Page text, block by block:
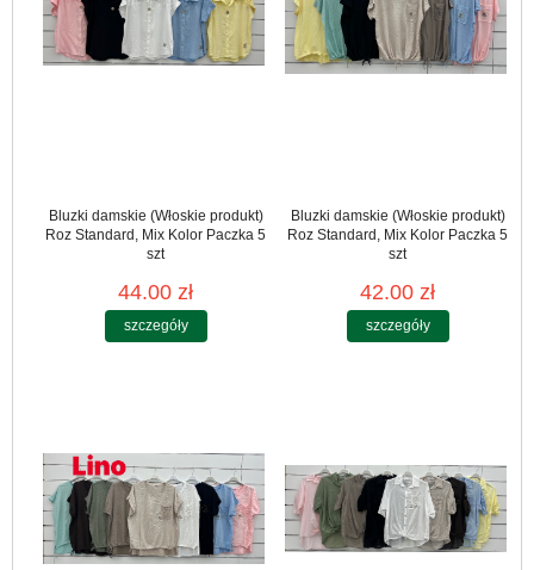
Bluzki damskie (Włoskie produkt)
Roz Standard, Mix Kolor Paczka 5
szt
44.00 zł
szczegóły
Bluzki damskie (Włoskie produkt)
Roz Standard, Mix Kolor Paczka 5
szt
42.00 zł
szczegóły